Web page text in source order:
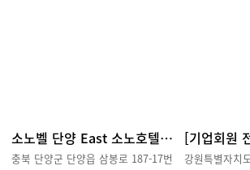
소노벨 단양 East 소노호텔앤리조트
충북 단양군 단양읍 삼봉로 187-17번